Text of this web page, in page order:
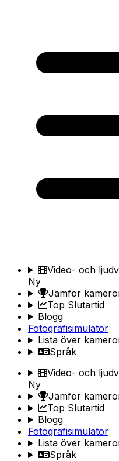
Video- och
Ny
Jämför
Top Slutartid
Blogg
Fotografisimulator
Lista över
Språk
Video- och
Ny
Jämför
Top Slutartid
Blogg
Fotografisimulator
Lista över
Språk